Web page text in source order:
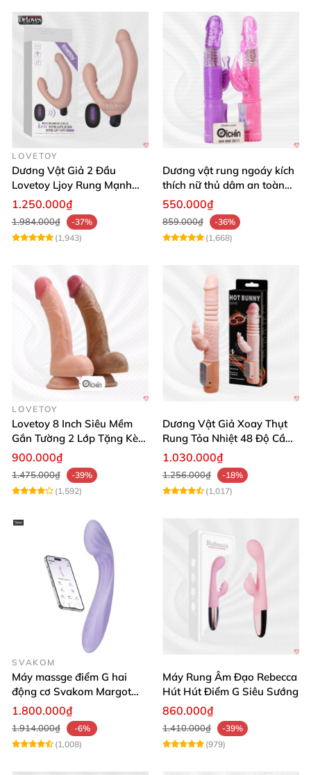
LOVETOY
Dương Vật Giả 2 Đầu
Lovetoy Ljoy Rung Mạnh
ĐKTX Hút Sâu
1.250.000₫
1.984.000₫
-37%
(1,943)
Dương vật rung ngoáy kích
thích nữ thủ dâm an toàn
cao cấp
550.000₫
859.000₫
-36%
(1,668)
LOVETOY
Lovetoy 8 Inch Siêu Mềm
Gắn Tường 2 Lớp Tặng Kèm
Dầu Massage
900.000₫
1.475.000₫
-39%
(1,592)
Dương Vật Giả Xoay Thụt
Rung Tỏa Nhiệt 48 Độ Cầm
Tay Hot Bunny
1.030.000₫
1.256.000₫
-18%
(1,017)
SVAKOM
Máy massge điểm G hai
động cơ Svakom Margot
điều khiển qua app
1.800.000₫
1.914.000₫
-6%
(1,008)
Máy Rung Âm Đạo Rebecca
Hút Hút Điểm G Siêu Sướng
860.000₫
1.410.000₫
-39%
(979)